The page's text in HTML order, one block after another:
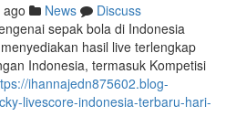
News
Discuss
sepak bola di Indonesia
hasil live terlengkap
Indonesia, termasuk Kompetisi
ihannajedn875602.blog-
livescore-indonesia-terbaru-hari-